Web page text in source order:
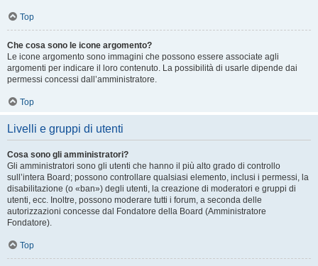
Top
Che cosa sono le icone argomento?
Le icone argomento sono immagini che possono essere associate agli
argomenti per indicare il loro contenuto. La possibilità di usarle dipende dai
permessi concessi dall’amministratore.
Top
Livelli e gruppi di utenti
Cosa sono gli amministratori?
Gli amministratori sono gli utenti che hanno il più alto grado di controllo
sull’intera Board; possono controllare qualsiasi elemento, inclusi i permessi, la
disabilitazione (o «ban») degli utenti, la creazione di moderatori e gruppi di
utenti, ecc. Inoltre, possono moderare tutti i forum, a seconda delle
autorizzazioni concesse dal Fondatore della Board (Amministratore
Fondatore).
Top